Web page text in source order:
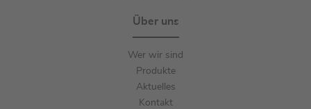
Über uns
Wer wir sind
Produkte
Aktuelles
Kontakt